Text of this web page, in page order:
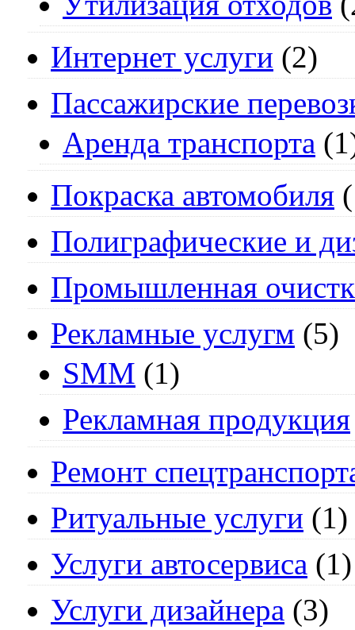
Интернет услуги (2)
Пассажирские
Аренда транспорта
Покраска автомобиля
Полиграфические и
Промышленная
Рекламные услугм (5)
SMM (1)
Рекламная продукция
Ремонт
Ритуальные услуги (1)
Услуги автосервиса (1)
Услуги дизайнера (3)